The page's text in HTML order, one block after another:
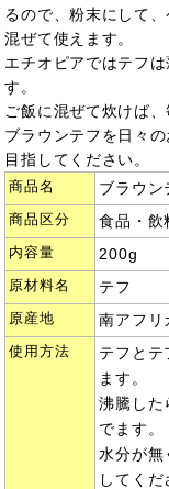
るので、粉末にして
混ぜて使えます。
エチオピアではテフ
す。
ご飯に混ぜて炊けば
ブラウンテフを日々
目指してください。
商品名 ブラウン
商品区分 食品・飲
内容量 200g
原材料名 テフ
原産地 南アフリ
使用方法
テフとテ
ます。
沸騰した
でます。
水分が無
してくだ